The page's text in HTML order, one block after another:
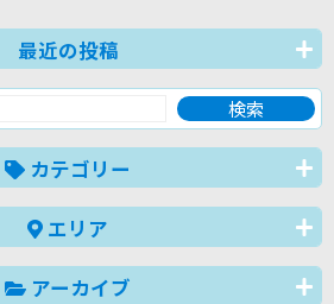
最近の投稿
カテゴリー
エリア
アーカイブ